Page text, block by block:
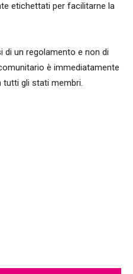
etichettati per facilitarne la
di un regolamento e non di
è immediatamente
tutti gli stati membri.